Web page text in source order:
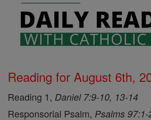
Reading for August 6th,
Reading 1, Daniel 7:9-10, 13-14
Responsorial Psalm, Psalms